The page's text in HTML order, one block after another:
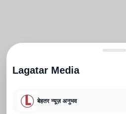
Lagatar Media
बेहतर न्यूज़ अनुभव